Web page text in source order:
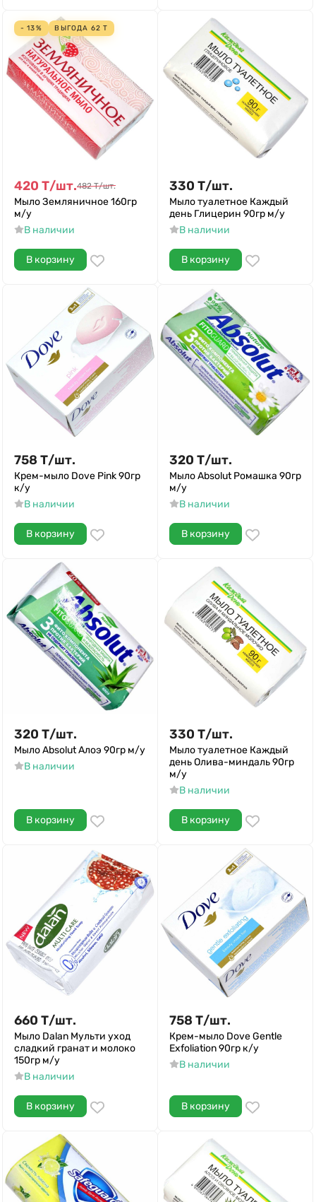
- 13% ВЫГОДА 62 Т
420 Т/шт.482 Т/шт.
Мыло Земляничное 160гр
м/у
В наличии
В корзину
330 Т/шт.
Мыло туалетное Каждый
день Глицерин 90гр м/у
В наличии
В корзину
758 Т/шт.
Крем-мыло Dove Pink 90гр
к/у
В наличии
В корзину
320 Т/шт.
Мыло Absolut Ромашка 90гр
м/у
В наличии
В корзину
320 Т/шт.
Мыло Absolut Алоэ 90гр м/у
В наличии
В корзину
330 Т/шт.
Мыло туалетное Каждый
день Олива-миндаль 90гр
м/у
В наличии
В корзину
660 Т/шт.
Мыло Dalan Мульти уход
сладкий гранат и молоко
150гр м/у
В наличии
В корзину
758 Т/шт.
Крем-мыло Dove Gentle
Exfoliation 90гр к/у
В наличии
В корзину